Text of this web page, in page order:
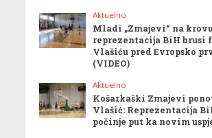
Aktuelno
Mladi „Zmajevi“ na krovu
reprezentacija BiH brusi
Vlašiću pred Evropsko
(VIDEO)
Aktuelno
Košarkaški Zmajevi
Vlašić: Reprezentacija
počinje put ka novim